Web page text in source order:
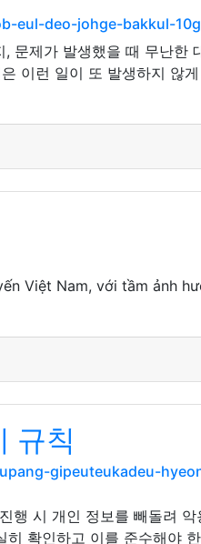
eul-deo-johge-bakkul-
문제가 발생했을 때 무난한
이런 일이 또 발생하지 않
Việt Nam, với tầm ảnh
규칙
gipeuteukadeu-
행 시 개인 정보를 빼돌려
확인하고 이를 준수해야